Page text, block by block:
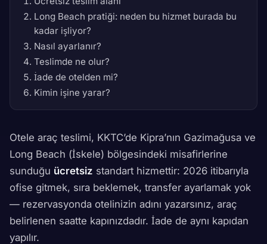
Long Beach pratiği: neden bu hizmet burada bu
kadar işliyor?
Nasıl ayarlanır?
Teslimde ne olur?
İade de otelden mi?
Kimin işine yarar?
Otele araç teslimi, KKTC’de Kipra’nın Gazimağusa ve
Long Beach (İskele) bölgesindeki misafirlerine
sunduğu ücretsiz standart hizmettir: 2026 itibarıyla
ofise gitmek, sıra beklemek, transfer ayarlamak yok
— rezervasyonda otelinizin adını yazarsınız, araç
belirlenen saatte kapınızdadır. İade de aynı kapıdan
yapılır.